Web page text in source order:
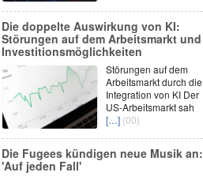
Die doppelte Auswirkung von KI:
Störungen auf dem Arbeitsmarkt und
Investitionsmöglichkeiten
Störungen auf dem
Arbeitsmarkt durch die
Integration von KI Der
US-Arbeitsmarkt sah
[…] (00)
Die Fugees kündigen neue Musik an:
'Auf jeden Fall'